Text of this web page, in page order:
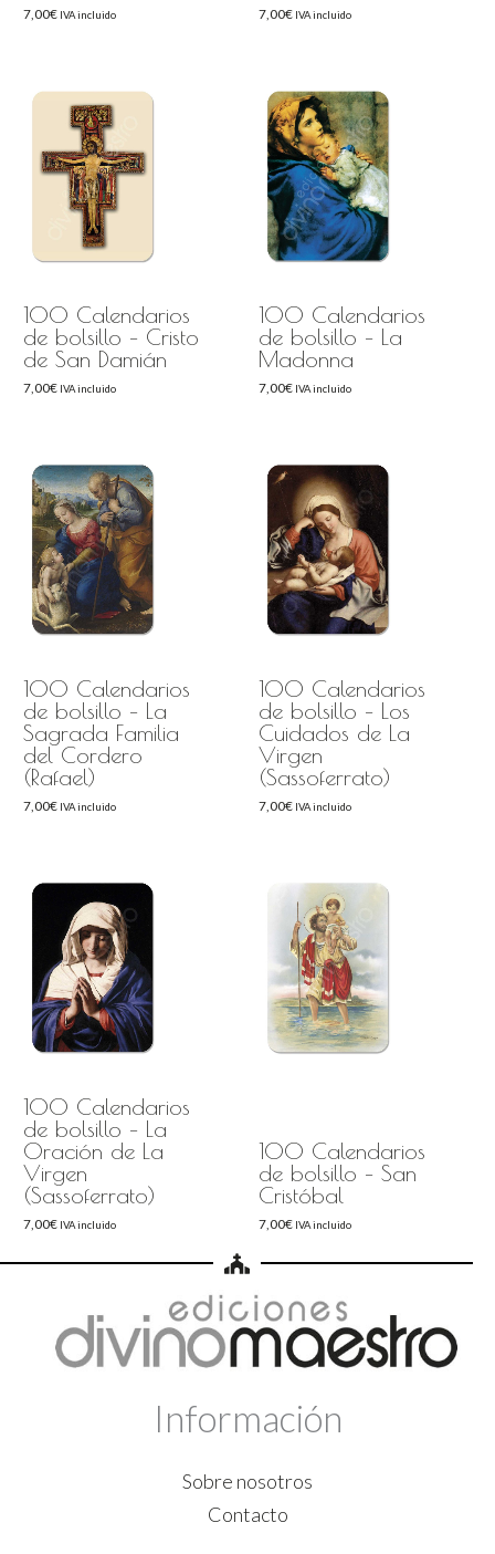
7,00€ IVA incluido 7,00€ IVA incluido
100 Calendarios
de bolsillo – Cristo
de San Damián
7,00€ IVA incluido
100 Calendarios
de bolsillo – La
Madonna
7,00€ IVA incluido
100 Calendarios
de bolsillo – La
Sagrada Familia
del Cordero
(Rafael)
7,00€ IVA incluido
100 Calendarios
de bolsillo – Los
Cuidados de La
Virgen
(Sassoferrato)
7,00€ IVA incluido
100 Calendarios
de bolsillo – La
Oración de La
Virgen
(Sassoferrato)
7,00€ IVA incluido
100 Calendarios
de bolsillo – San
Cristóbal
7,00€ IVA incluido
Información
Sobre nosotros
Contacto